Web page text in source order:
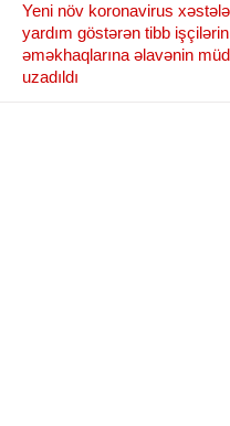
Yeni növ koronavirus
yardım göstərən tibb
əməkhaqlarına əlavənin
uzadıldı